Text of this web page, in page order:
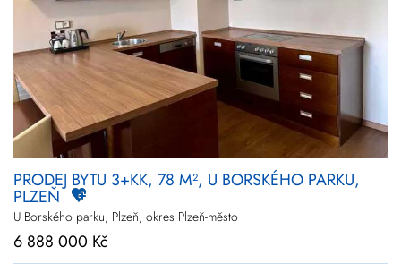
PRODEJ BYTU 3+KK, 78 M², U BORSKÉHO PARKU,
PLZEŇ
U Borského parku, Plzeň, okres Plzeň-město
6 888 000 Kč